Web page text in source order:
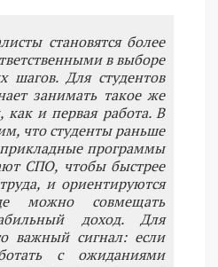
становятся более
в выборе
шагов. Для студентов
занимать такое же
как и первая работа. В
что студенты раньше
программы
СПО, чтобы быстрее
и ориентируются
можно совмещать
доход. Для
важный сигнал: если
с ожиданиями